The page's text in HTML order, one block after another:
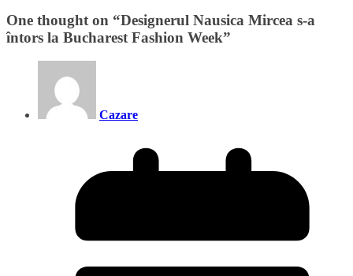
One thought on “Designerul Nausica Mircea s-a
întors la Bucharest Fashion Week”
Cazare